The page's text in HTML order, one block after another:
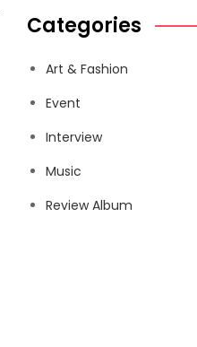
Categories
Art & Fashion
Event
Interview
Music
Review Album